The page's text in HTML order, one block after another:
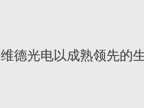
维德光电以成熟领先的